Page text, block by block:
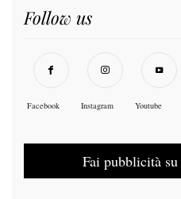
Follow us
Facebook Instagram Youtube
Fai pubblicità